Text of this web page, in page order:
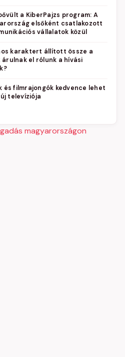
a KiberPajzs program: A
elsőként csatlakozott
vállalatok közül
karaktert állított össze a
el rólunk a hívási
és filmrajongók kedvence lehet
televíziója